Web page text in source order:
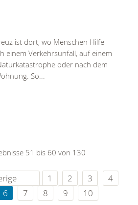
ist dort, wo Menschen Hilfe
einem Verkehrsunfall, auf einem
oder nach dem
So...
51 bis 60 von 130
1 2 3
4
6 7 8 9
10